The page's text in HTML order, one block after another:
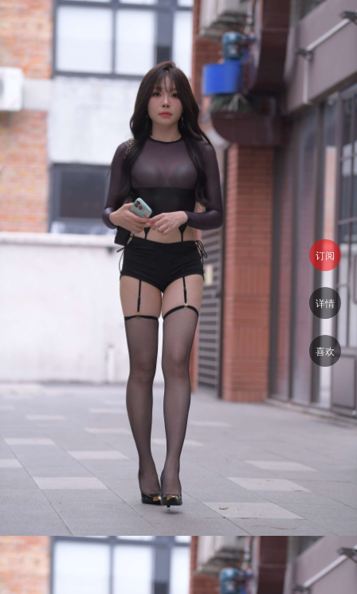
订阅
详情
喜欢